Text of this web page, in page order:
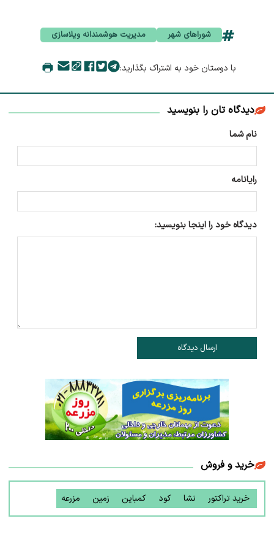
شوراهای شهر مدیریت هوشمندانه ویلاسازی
با دوستان خود به اشتراک بگذارید:
دیدگاه تان را بنویسید
نام شما
رایانامه
دیدگاه خود را اینجا بنویسید:
ارسال دیدگاه
خرید و فروش
خرید تراکتور نشا کود کمباین زمین مزرعه